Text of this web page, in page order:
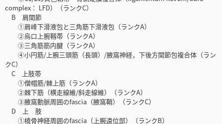
complex： LFD）（ランクC）
B 肩関節
①肩峰下滑液包と三角筋下滑液包（ランクA）
②烏口上腕靱帯（ランクA）
③三角筋筋内腱（ランクA）
④小円筋/上腕三頭筋（長頭）/腋窩神経，下後方関節包複合体（ラン
クC）
C 上肢帯
①僧帽筋/棘上筋（ランクA）
②棘下筋（横走線維/斜走線維）（ランクA）
③腋窩動脈周囲のfascia（腋窩鞘）（ランクC）
D 上 肢
①橈骨神経周囲のfascia（上腕遠位部）（ランクB）